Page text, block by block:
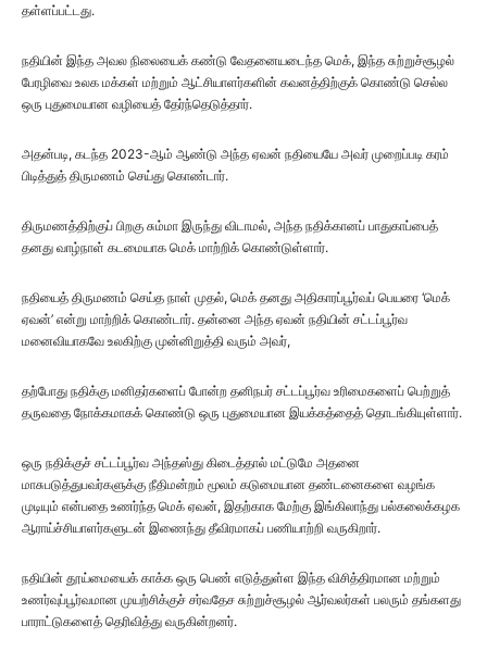
தள்ளப்பட்டது.
நதியின் இந்த அவல நிலையைக் கண்டு வேதனையடைந்த மெக், இந்த சுற்றுச்சூழல்
பேரழிவை உலக மக்கள் மற்றும் ஆட்சியாளர்களின் கவனத்திற்குக் கொண்டு செல்ல
ஒரு புதுமையான வழியைத் தேர்ந்தெடுத்தார்.
அதன்படி, கடந்த 2023-ஆம் ஆண்டு அந்த ஏவன் நதியையே அவர் முறைப்படி கரம்
பிடித்துத் திருமணம் செய்து கொண்டார்.
திருமணத்திற்குப் பிறகு சும்மா இருந்து விடாமல், அந்த நதிக்கானப் பாதுகாப்பைத்
தனது வாழ்நாள் கடமையாக மெக் மாற்றிக் கொண்டுள்ளார்.
நதியைத் திருமணம் செய்த நாள் முதல், மெக் தனது அதிகாரப்பூர்வப் பெயரை ‘மெக்
ஏவன்’ என்று மாற்றிக் கொண்டார். தன்னை அந்த ஏவன் நதியின் சட்டப்பூர்வ
மனைவியாகவே உலகிற்கு முன்னிறுத்தி வரும் அவர்,
தற்போது நதிக்கு மனிதர்களைப் போன்ற தனிநபர் சட்டப்பூர்வ உரிமைகளைப் பெற்றுத்
தருவதை நோக்கமாகக் கொண்டு ஒரு புதுமையான இயக்கத்தைத் தொடங்கியுள்ளார்.
ஒரு நதிக்குச் சட்டப்பூர்வ அந்தஸ்து கிடைத்தால் மட்டுமே அதனை
மாசுபடுத்துபவர்களுக்கு நீதிமன்றம் மூலம் கடுமையான தண்டனைகளை வழங்க
முடியும் என்பதை உணர்ந்த மெக் ஏவன், இதற்காக மேற்கு இங்கிலாந்து பல்கலைக்கழக
ஆராய்ச்சியாளர்களுடன் இணைந்து தீவிரமாகப் பணியாற்றி வருகிறார்.
நதியின் தூய்மையைக் காக்க ஒரு பெண் எடுத்துள்ள இந்த விசித்திரமான மற்றும்
உணர்வுப்பூர்வமான முயற்சிக்குச் சர்வதேச சுற்றுச்சூழல் ஆர்வலர்கள் பலரும் தங்களது
பாராட்டுகளைத் தெரிவித்து வருகின்றனர்.